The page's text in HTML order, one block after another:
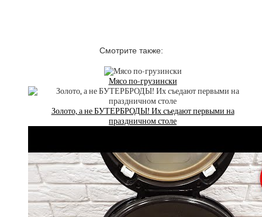
Смотрите также:
Мясо по-грузински
Золото, а не БУТЕРБРОДЫ! Их съедают первыми на
праздничном столе